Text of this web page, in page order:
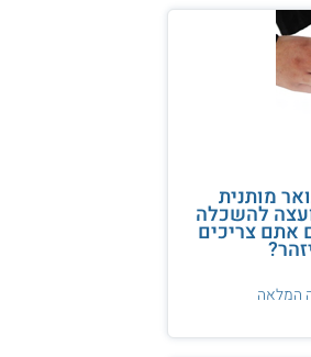
מותנית
להשכלה
אתם צריכים
המלאה